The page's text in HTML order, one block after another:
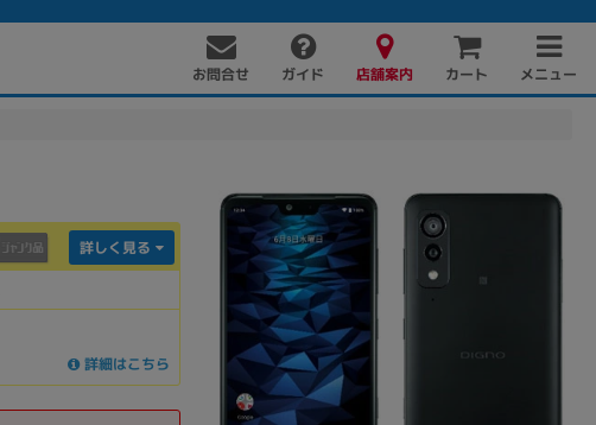
お問合せ ガイド 店舗案内 カート メニュー
詳しく見る
詳細はこちら
PC周辺機器 PCパーツ ソフト